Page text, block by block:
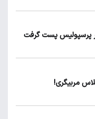
پرسپولیس پست گرفت
مربیگری!